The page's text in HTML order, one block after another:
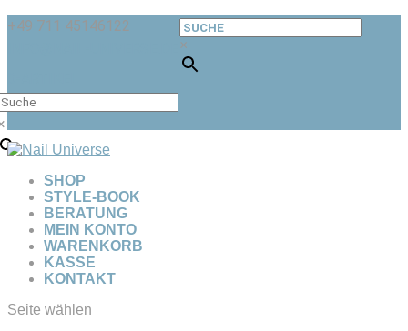
+49 711 45146122
SHOP
STYLE-BOOK
BERATUNG
MEIN KONTO
WARENKORB
KASSE
KONTAKT
Seite wählen
×